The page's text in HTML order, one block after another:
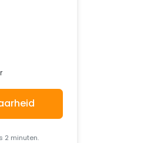
2 minuten.